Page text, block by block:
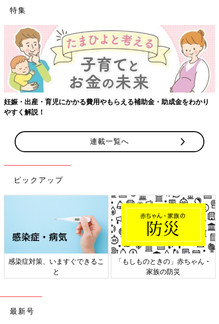
特集
妊娠・出産・育児にかかる費用やもらえる補助金・助成金をわかり
やすく解説！
連載一覧へ
ピックアップ
感染症対策、いますぐできるこ
と
「もしものときの」赤ちゃん・
家族の防災
最新号